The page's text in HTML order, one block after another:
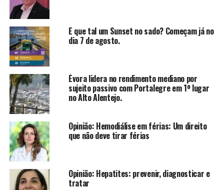
E que tal um Sunset no sado? Começam já no
dia 7 de agosto.
Évora lidera no rendimento mediano por
sujeito passivo com Portalegre em 1º lugar
no Alto Alentejo.
Opinião: Hemodiálise em férias: Um direito
que não deve tirar férias
Opinião: Hepatites: prevenir, diagnosticar e
tratar